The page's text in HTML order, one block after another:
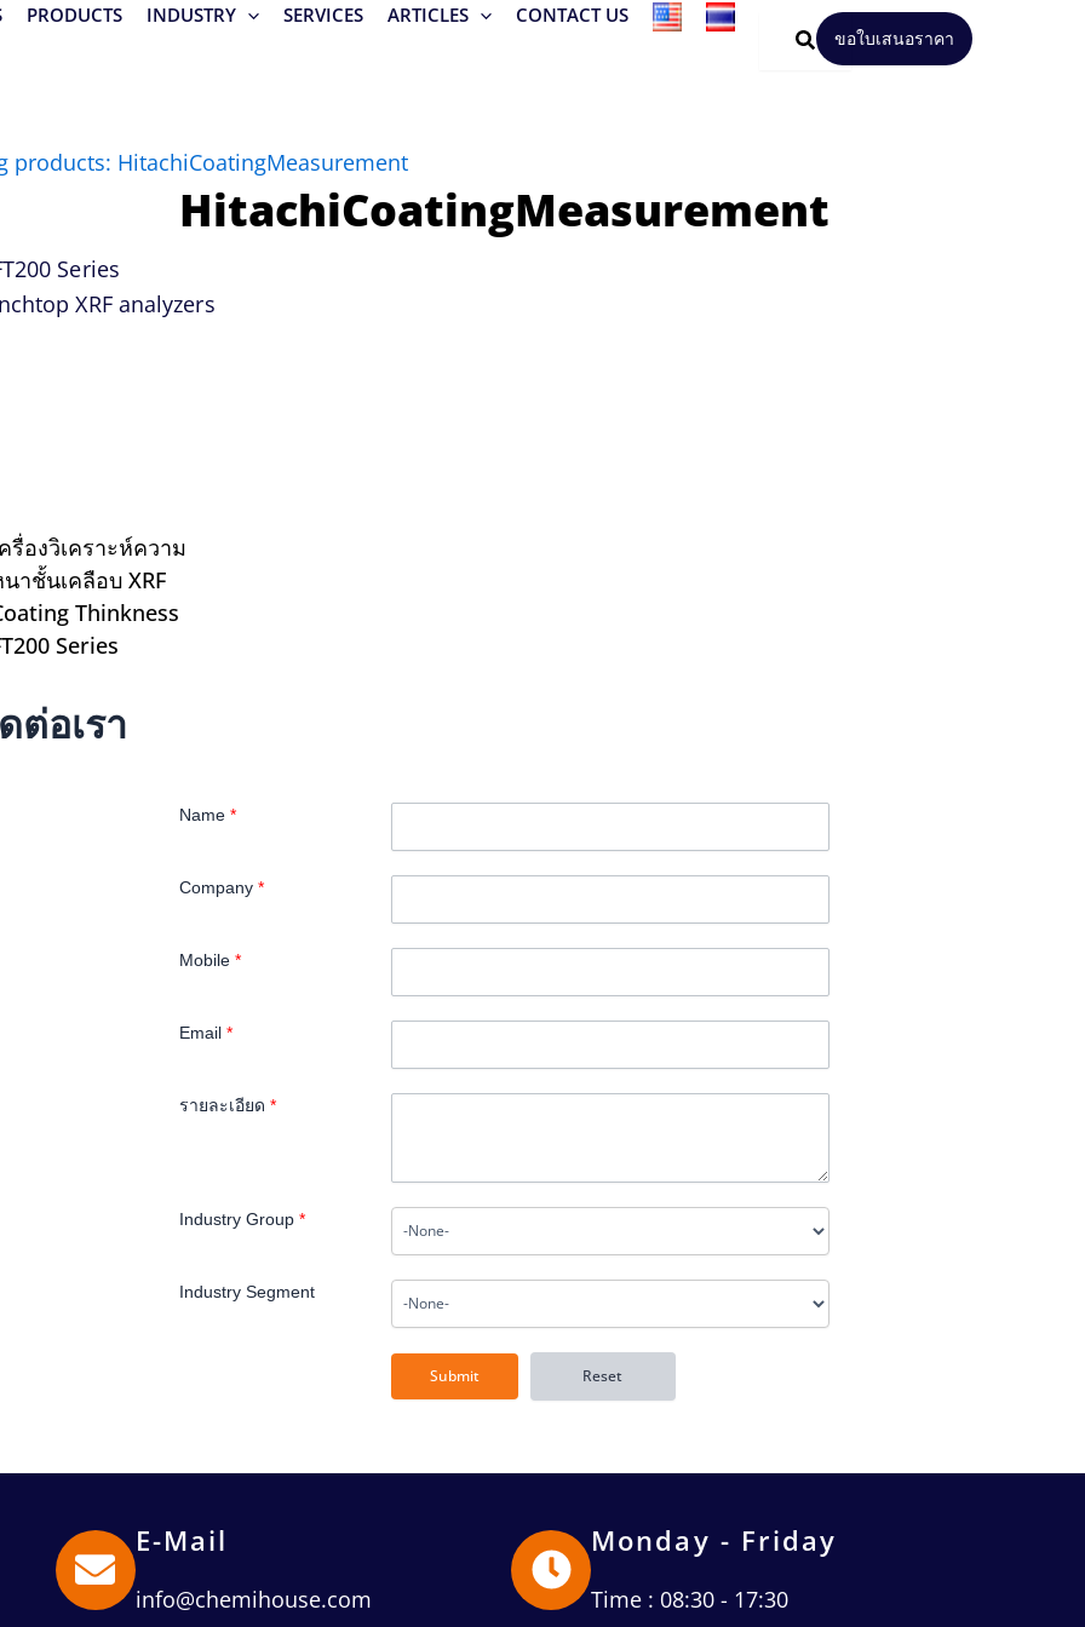
PRODUCTS INDUSTRY SERVICES ARTICLES CONTACT US
ขอใบเสนอราคา
products: HitachiCoatingMeasurement
HitachiCoatingMeasurement
รื่องวิเคราะห์ความ
าชั้นเคลือบ XRF
Thinkness
Series
ต่อเรา
Name *
Company *
Mobile *
Email *
รายละเอียด *
Industry Group *
Industry Segment
E-Mail
info@chemihouse.com
Monday - Friday
Time : 08:30 - 17:30